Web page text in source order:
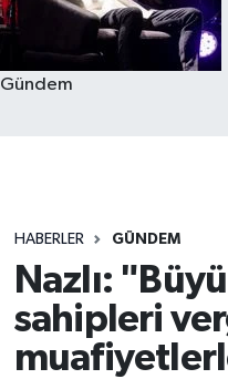
Gündem
HABERLER GÜNDEM
Nazlı:
sahipleri